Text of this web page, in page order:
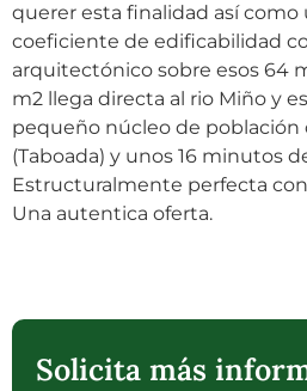
querer esta finalidad así como
coeficiente de edificabilidad
arquitectónico sobre esos 64
m2 llega directa al rio Miño y
pequeño núcleo de población
(Taboada) y unos 16 minutos
Estructuralmente perfecta
Una autentica oferta.
Solicita más